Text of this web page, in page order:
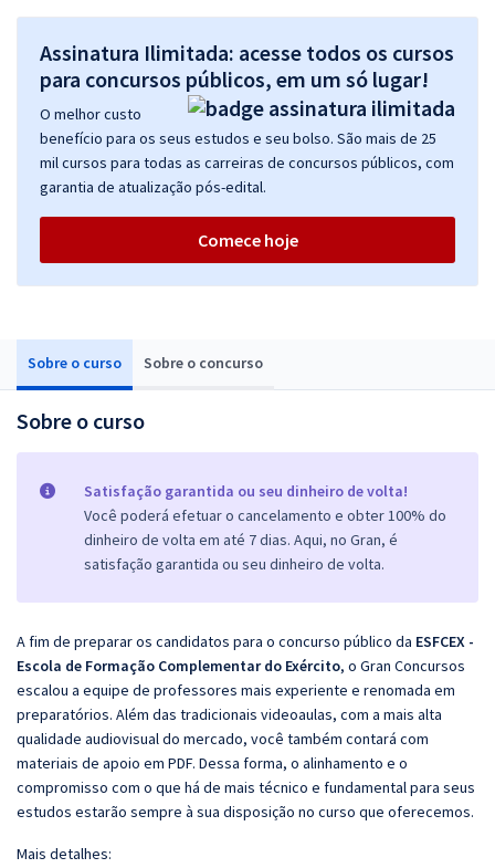
Sobre o curso Sobre o concurso
Sobre o curso
Satisfação garantida ou seu dinheiro de volta!
Você poderá efetuar o cancelamento e obter 100% do
dinheiro de volta em até 7 dias. Aqui, no Gran, é
satisfação garantida ou seu dinheiro de volta.
A fim de preparar os candidatos para o concurso público da ESFCEX -
Escola de Formação Complementar do Exército, o Gran Concursos
escalou a equipe de professores mais experiente e renomada em
preparatórios. Além das tradicionais videoaulas, com a mais alta
qualidade audiovisual do mercado, você também contará com
materiais de apoio em PDF. Dessa forma, o alinhamento e o
compromisso com o que há de mais técnico e fundamental para seus
estudos estarão sempre à sua disposição no curso que oferecemos.
Mais detalhes:
Assinatura Ilimitada: acesse todos os cursos
para concursos públicos, em um só lugar!
O melhor custo
benefício para os seus estudos e seu bolso. São mais de 25
mil cursos para todas as carreiras de concursos públicos, com
garantia de atualização pós-edital.
Comece hoje